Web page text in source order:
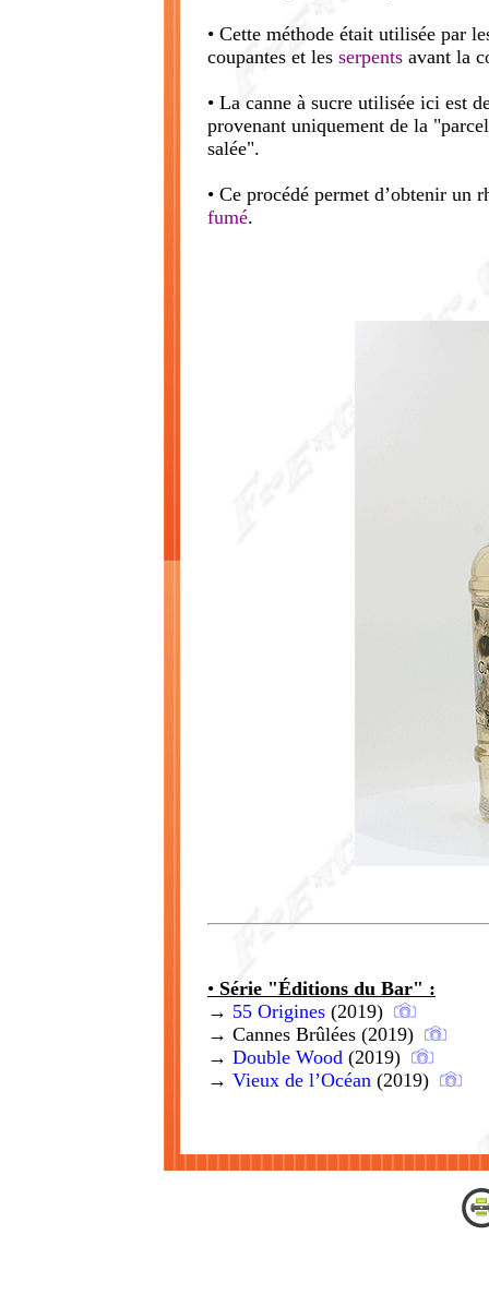
• Cette méthode était utilisée par
coupantes et les serpents avant la
• La canne à sucre utilisée ici est
provenant uniquement de la
salée".
• Ce procédé permet d’obtenir un
fumé.
• Série "Éditions du Bar" :
→ 55 Origines (2019)
→ Cannes Brûlées (2019)
→ Double Wood (2019)
→ Vieux de l’Océan (2019)